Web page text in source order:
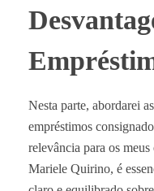
Nesta parte, abordarei
empréstimos
relevância para os
Mariele Quirino, é